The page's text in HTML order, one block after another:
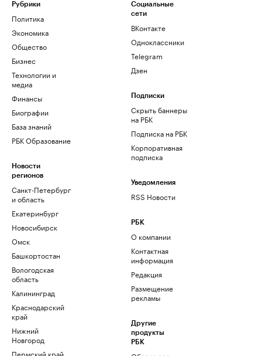
Рубрики
Политика
Экономика
Общество
Бизнес
Технологии и
медиа
Финансы
Биографии
База знаний
РБК Образование
Новости
регионов
Санкт-Петербург
и область
Екатеринбург
Новосибирск
Омск
Башкортостан
Вологодская
область
Калининград
Краснодарский
край
Нижний
Новгород
Пермский край
Социальные
сети
ВКонтакте
Одноклассники
Telegram
Дзен
Подписки
Скрыть баннеры
на РБК
Подписка на РБК
Корпоративная
подписка
Уведомления
RSS Новости
РБК
О компании
Контактная
информация
Редакция
Размещение
рекламы
Другие
продукты
РБК